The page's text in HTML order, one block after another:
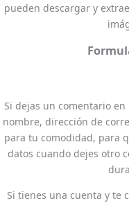
pueden descargar y
Si dejas un comentario
nombre, dirección de
para tu comodidad, para
datos cuando dejes otro
Si tienes una cuenta y te